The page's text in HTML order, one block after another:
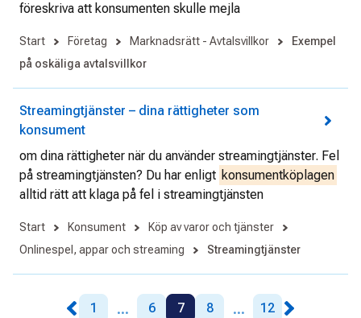
föreskriva att konsumenten skulle mejla
Start Företag Marknadsrätt - Avtalsvillkor
Exempel
på oskäliga avtalsvillkor
Streamingtjänster – dina rättigheter som
konsument
om dina rättigheter när du använder streamingtjänster. Fel
på streamingtjänsten? Du har enligt konsumentköplagen
alltid rätt att klaga på fel i streamingtjänsten
Start Konsument
Köp av varor och tjänster
Onlinespel, appar och streaming
Streamingtjänster
1 ... 6 7 8 ... 12